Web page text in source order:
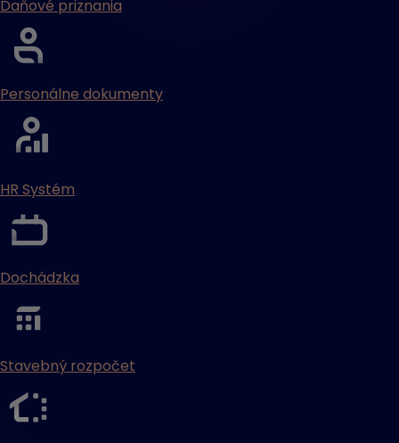
Daňové priznania
Personálne dokumenty
HR Systém
Dochádzka
Stavebný rozpočet